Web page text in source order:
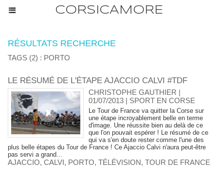
CORSICAMORE
RÉSULTATS RECHERCHE
TAGS (2) : PORTO
LE RÉSUMÉ DE L'ÉTAPE AJACCIO CALVI #TDF
CHRISTOPHE GAUTHIER |
01/07/2013 | SPORT EN CORSE
Le Tour de France va quitter la Corse sur
une étape incroyablement belle en terme
d'image. Une réussite bien au delà de ce
que l'on pouvait espérer ! Le résumé de ce
qui va s'en doute rester comme l'une des
plus belle étapes du Tour de France ! Ce Ajaccio Calvi n'aura peut-être
pas servi a grand...
AJACCIO, CALVI, PORTO, TÉLÉVISION, TOUR DE FRANCE